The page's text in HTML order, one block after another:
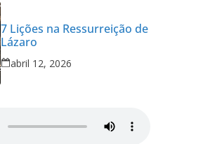
7 Lições na Ressurreição de
Lázaro
abril 12, 2026